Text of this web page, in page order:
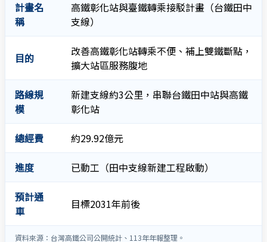
計畫名
稱
高鐵彰化站與臺鐵轉乘接駁計畫（台鐵田中
支線）
目的
改善高鐵彰化站轉乘不便、補上雙鐵斷點，
擴大站區服務腹地
路線規
模
新建支線約3公里，串聯台鐵田中站與高鐵
彰化站
總經費 約29.92億元
進度 已動工（田中支線新建工程啟動）
預計通
車
目標2031年前後
資料來源：台灣高鐵公司公開統計、113年年報整理。